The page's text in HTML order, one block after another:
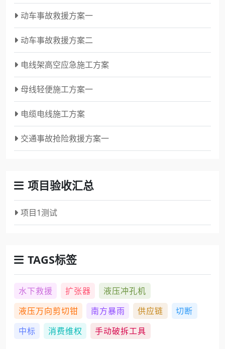
动车事故救援方案一
动车事故救援方案二
电线架高空应急施工方案
母线轻便施工方案一
电缆电线施工方案
交通事故抢险救援方案一
项目验收汇总
项目1测试
TAGS标签
水下救援 扩张器
液压冲孔机
液压万向剪切钳
南方暴雨 供应链
切断
中标
消费维权 手动破拆工具